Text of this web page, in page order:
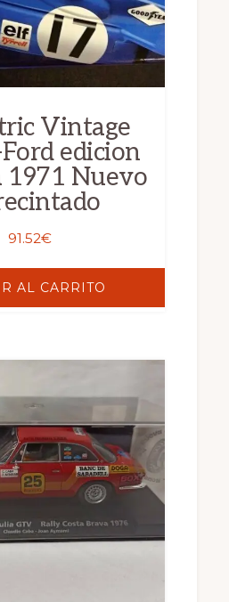
Vintage
edicion
1971 Nuevo
91.52€
AL CARRITO